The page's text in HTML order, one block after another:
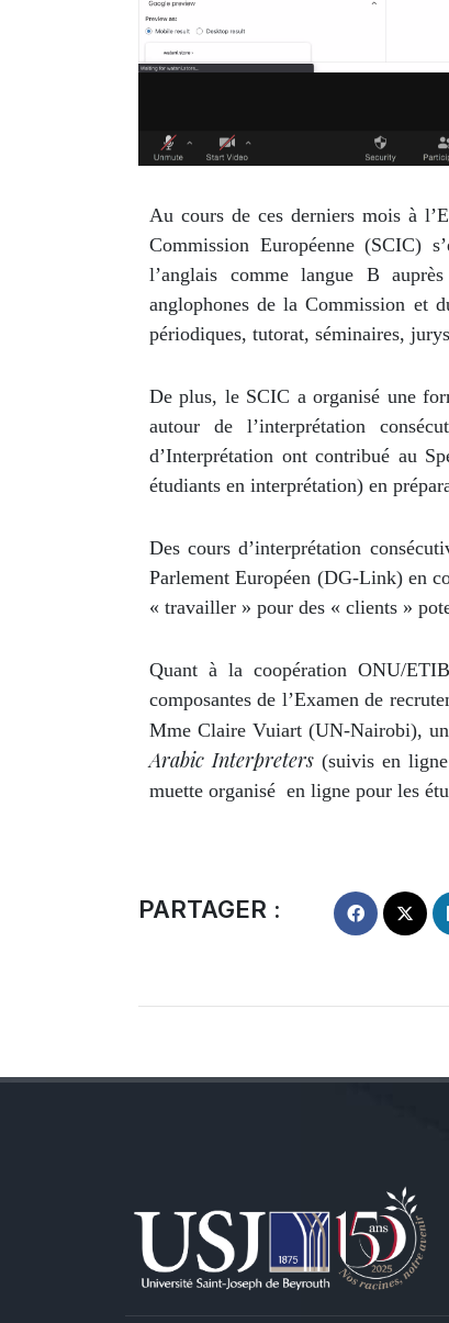
Au cours de ces derniers mois à
Commission Européenne (SCIC)
l’anglais comme langue B
anglophones de la Commission et
périodiques, tutorat, séminaires,
De plus, le SCIC a organisé une
autour de l’interprétation
d’Interprétation ont contribué au
étudiants en interprétation) en
Des cours d’interprétation
Parlement Européen (DG-Link) en
« travailler » pour des « clients »
Quant à la coopération ONU/
composantes de l’Examen de
Mme Claire Vuiart (UN-Nairobi),
Arabic Interpreters (suivis en
muette organisé en ligne pour les
PARTAGER :